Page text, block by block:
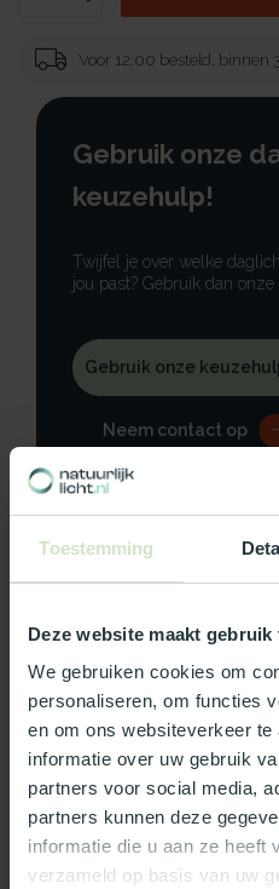
Toestemming
Deze website maakt gebruik
We gebruiken cookies om
personaliseren, om functies
en om ons websiteverkeer
informatie over uw gebruik
partners voor social media,
partners kunnen deze
informatie die u aan ze heeft
verzameld op basis van uw
Voor 12:00 besteld, binnen
Gebruik onze
keuzehulp!
Twijfel je over welke
jou past? Gebruik dan
Gebruik onze
Neem contact op
Productomschrijving
Specificaties
Reviews
Wat ons écht
Officieel Skylux dealer!